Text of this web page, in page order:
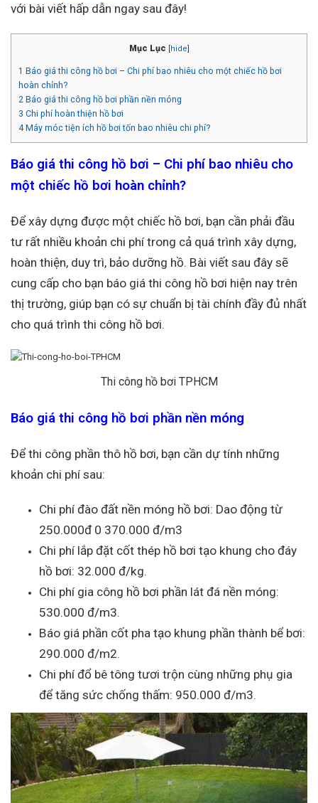
với bài viết hấp dẫn ngay sau đây!
Mục Lục [hide]
1 Báo giá thi công hồ bơi – Chi phí bao nhiêu cho một chiếc hồ bơi
hoàn chỉnh?
2 Báo giá thi công hồ bơi phần nền móng
3 Chi phí hoàn thiện hồ bơi
4Máy móc tiện ích hồ bơi tốn bao nhiêu chi phí?
Báo giá thi công hồ bơi – Chi phí bao nhiêu cho
một chiếc hồ bơi hoàn chỉnh?
Để xây dựng được một chiếc hồ bơi, bạn cần phải đầu
tư rất nhiều khoản chi phí trong cả quá trình xây dựng,
hoàn thiện, duy trì, bảo dưỡng hồ. Bài viết sau đây sẽ
cung cấp cho bạn báo giá thi công hồ bơi hiện nay trên
thị trường, giúp bạn có sự chuẩn bị tài chính đầy đủ nhất
cho quá trình thi công hồ bơi.
Thi công hồ bơi TPHCM
Báo giá thi công hồ bơi phần nền móng
Để thi công phần thô hồ bơi, bạn cần dự tính những
khoản chi phí sau:
Chi phí đào đất nền móng hồ bơi: Dao động từ
250.000đ 0 370.000 đ/m3
Chi phí lắp đặt cốt thép hồ bơi tạo khung cho đáy
hồ bơi: 32.000 đ/kg.
Chi phí gia công hồ bơi phần lát đá nền móng:
530.000 đ/m3.
Báo giá phần cốt pha tạo khung phần thành bể bơi:
290.000 đ/m2.
Chi phí đổ bê tông tươi trộn cùng những phụ gia
để tăng sức chống thấm: 950.000 đ/m3.